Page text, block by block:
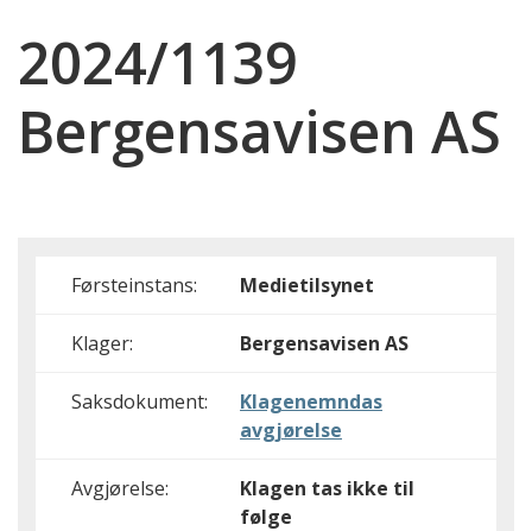
2024/1139
Bergensavisen AS
Førsteinstans: Medietilsynet
Klager: Bergensavisen AS
Saksdokument:
Klagenemndas
avgjørelse
Avgjørelse:
Klagen tas ikke til
følge